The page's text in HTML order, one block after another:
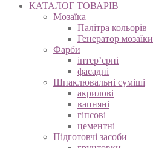
КАТАЛОГ ТОВАРІВ
Мозаїка
Палітра кольорів
Генератор мозаїки
Фарби
інтер’єрні
фасадні
Шпаклювальні суміші
акрилові
вапняні
гіпсові
цементні
Підготовчі засоби